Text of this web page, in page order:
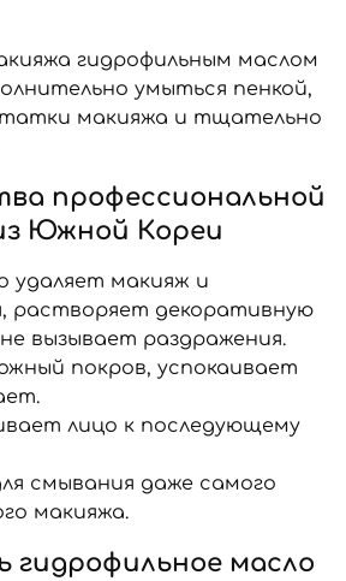
гидрофильным маслом
умыться пенкой,
макияжа и тщательно
профессиональной
Южной Кореи
удаляет макияж и
растворяет декоративную
вызывает раздражения.
покров, успокаивает
лицо к последующему
смывания даже самого
макияжа.
гидрофильное масло